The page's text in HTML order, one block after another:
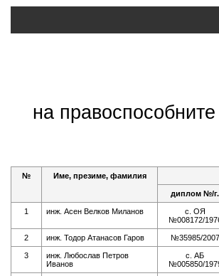
на
№ Име, презиме, фамилия
диплом №/г.
1 инж. Асен Велков Миланов
с. ОЯ
№008172/
2 инж. Тодор Атанасов Гаров №35985/2007
3
инж. Любослав Петров
Иванов
с. АБ
№005850/